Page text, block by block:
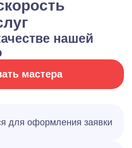
нашей
мастера
для оформления заявки